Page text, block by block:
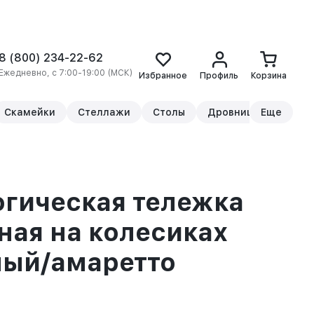
(800) 234-22-62
с 7:00-19:00 (МСК) Избранное Профиль Корзина
Скамейки Стеллажи Столы Дровницы Еще
тележка
на колесиках
амаретто